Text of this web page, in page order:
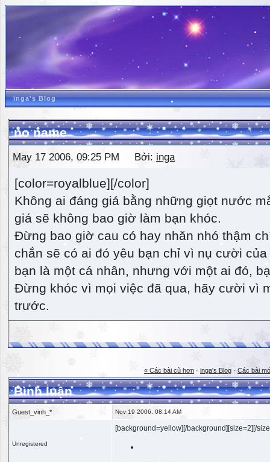
inga's Blog
no name
May 17 2006, 09:25 PM Bởi: inga
[color=royalblue][/color]
Không ai đáng giá bằng những giọt nước
giá sẽ không bao giờ làm bạn khóc.
Đừng bao giờ cau có hay nhăn nhó thậm
chắn sẽ có ai đó yêu bạn chỉ vì nụ cười
bạn là một cá nhân, nhưng với một ai đó,
Đừng khóc vì mọi việc đã qua, hãy cười vì
trước.
« Các bài cũ hơn · inga's Blog · Các bài
Bình luận
Guest_vinh_* Nov 19 2006, 08:14 AM
Unregistered
[background=yellow][/background][size=2][/